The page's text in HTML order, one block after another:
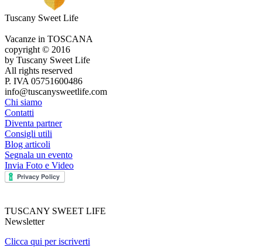
Tuscany Sweet Life
Vacanze in TOSCANA
copyright © 2016
by Tuscany Sweet Life
All rights reserved
P. IVA 05751600486
info@tuscanysweetlife.com
Chi siamo
Contatti
Diventa partner
Consigli utili
Blog articoli
Segnala un evento
Invia Foto e Video
TUSCANY SWEET LIFE
Newsletter
Clicca qui per iscriverti